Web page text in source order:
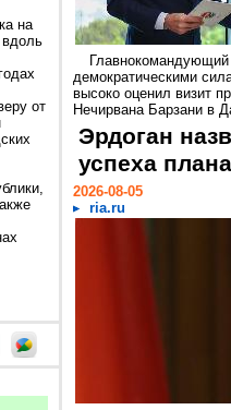
на
от
демократическими
высоко оценил визит
Нечирвана Барзани в
Эрдоган
успеха
2026-08-05
ria.ru